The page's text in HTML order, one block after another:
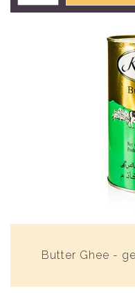
Butter Ghee -